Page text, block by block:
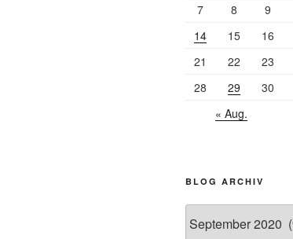
7
8 9
14
15 16
21
22 23
28
29
30
« Aug.
BLOG ARCHIV
Archiv